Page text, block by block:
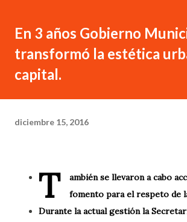
En 3 años Gobierno
transformó la estética
capital.
diciembre 15, 2016
T
ambién se llevaron a cabo
fomento para el respeto de
Durante la actual gestión la